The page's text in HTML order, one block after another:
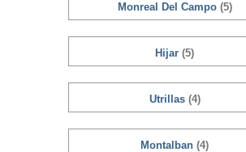
Monreal Del Campo (5)
Hijar (5)
Utrillas (4)
Montalban (4)